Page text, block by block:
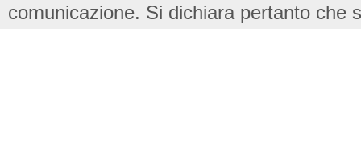
comunicazione. Si dichiara pertanto che